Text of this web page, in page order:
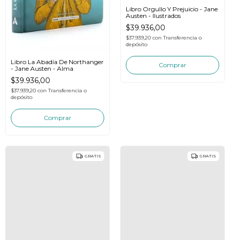
Libro La Abadía De Northanger
- Jane Austen - Alma
$39.936,00
$37.939,20 con Transferencia o
depósito
Libro Orgullo Y Prejuicio - Jane
Austen - Ilustrados
$39.936,00
$37.939,20 con Transferencia o
depósito
GRATIS GRATIS